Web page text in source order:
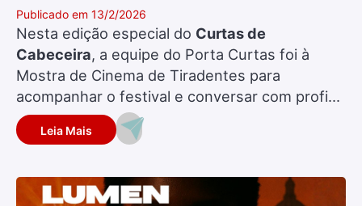
Publicado em 13/2/2026
Nesta edição especial do Curtas de
Cabeceira, a equipe do Porta Curtas foi à
Mostra de Cinema de Tiradentes para
acompanhar o festival e conversar com profi...
Leia Mais